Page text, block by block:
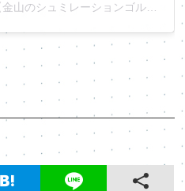
A post shared by GOLF525【金山のシュミレーションゴルフ⛳️】 (@golf525_official)